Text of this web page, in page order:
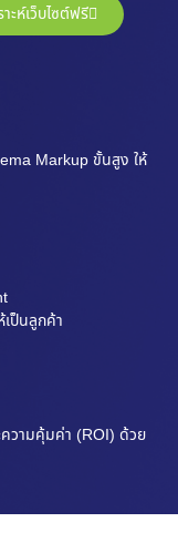
ะห์เว็บไซต์ฟรี
Markup ขั้นสูง ให้
ป็นลูกค้า
วามคุ้มค่า (ROI) ด้วย